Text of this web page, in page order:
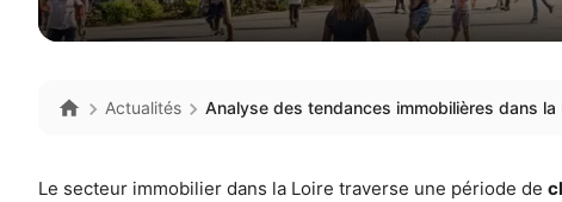
Actualités Analyse des tendances immobilières dans
Le secteur immobilier dans la Loire traverse une période de